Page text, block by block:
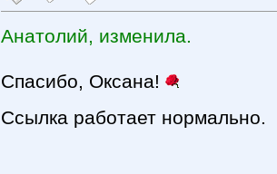
Анатолий, изменила.
Спасибо, Оксана!
Ссылка работает нормально.